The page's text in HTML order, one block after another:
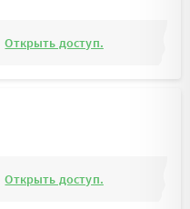
Открыть доступ.
Открыть доступ.